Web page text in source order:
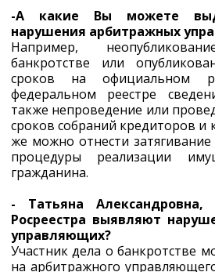
-А какие Вы можете
нарушения арбитражных
Например,
банкротстве или
сроков на официальном
федеральном реестре
также непроведение или
сроков собраний кредиторов и
же можно отнести
процедуры реализации
гражданина.
- Татьяна Александровна,
Росреестра выявляют
управляющих?
Участник дела о банкротстве
на арбитражного